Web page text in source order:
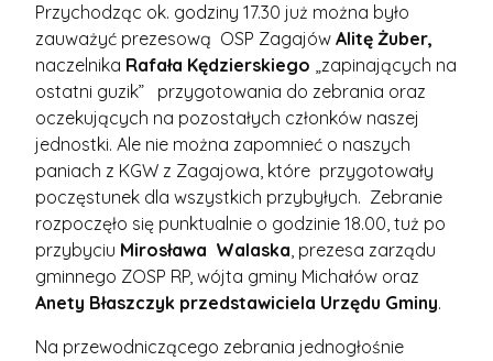
Przychodząc ok. godziny 17.30 już można było
zauważyć prezesową OSP Zagajów Alitę Żuber,
naczelnika Rafała Kędzierskiego „zapinających na
ostatni guzik” przygotowania do zebrania oraz
oczekujących na pozostałych członków naszej
jednostki. Ale nie można zapomnieć o naszych
paniach z KGW z Zagajowa, które przygotowały
poczęstunek dla wszystkich przybyłych. Zebranie
rozpoczęło się punktualnie o godzinie 18.00, tuż po
przybyciu Mirosława Walaska, prezesa zarządu
gminnego ZOSP RP, wójta gminy Michałów oraz
Anety Błaszczyk przedstawiciela Urzędu Gminy.
Na przewodniczącego zebrania jednogłośnie